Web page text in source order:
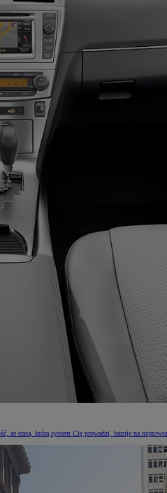
że trasa, którą system Cię prowadzi, bazuje na